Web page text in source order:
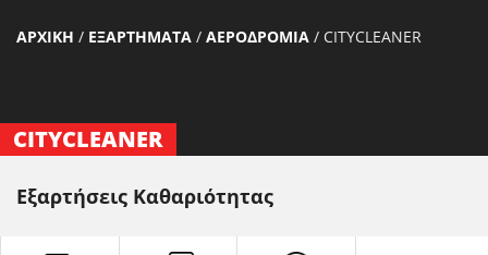
ΑΡΧΙΚΗ / ΕΞΑΡΤΗΜΑΤΑ / ΑΕΡΟΔΡΟΜΙΑ / CITYCLEANER
CITYCLEANER
Εξαρτήσεις Καθαριότητας